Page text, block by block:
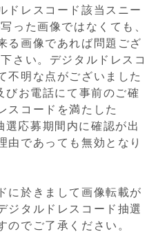
ドレスコード該当スニー
った画像ではなくても、
る画像であれば問題ござ
さい。デジタルドレスコ
不明な点がございました
お電話にて事前のご確
スコードを満たした
選応募期間内に確認が出
由であっても無効となり
に於きまして画像転載が
ジタルドレスコード抽選
のでご了承ください。